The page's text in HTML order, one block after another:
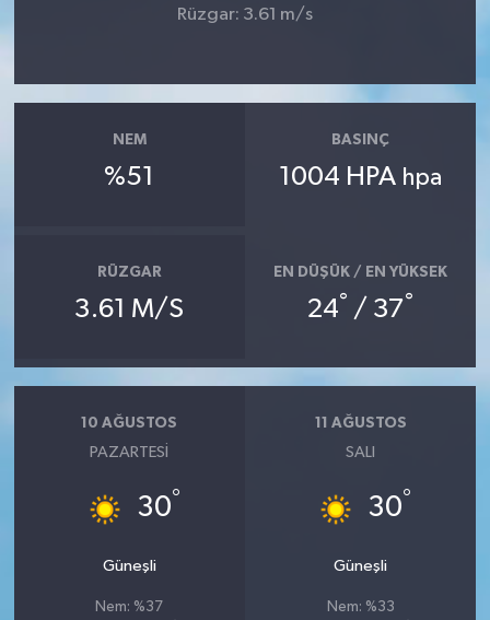
Rüzgar: 3.61 m/s
NEM
%51
BASINÇ
1004 HPA hpa
RÜZGAR
3.61 M/S
EN DÜŞÜK / EN YÜKSEK
24° / 37°
10 AĞUSTOS
PAZARTESI
30°
Güneşli
Nem: %37
11 AĞUSTOS
SALI
30°
Güneşli
Nem: %33
YAŞAM